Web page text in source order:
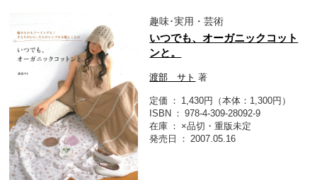
趣味･実用・芸術
いつでも、オーガニックコット
ンと。
渡部 サト 著
定価
1,430円（本体：1,300円）
ISBN
978-4-309-28092-9
在庫
×品切・重版未定
発売日
2007.05.16